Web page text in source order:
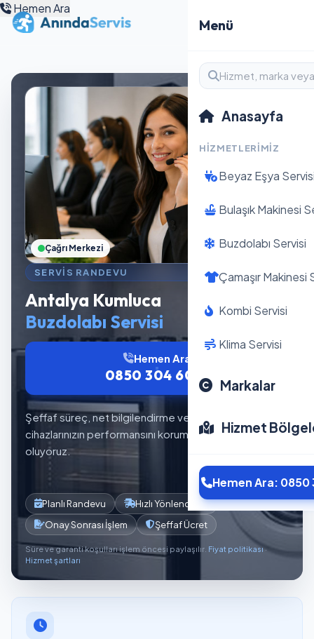
Menü
Anasayfa
HIZMETLERIMIZ
Beyaz Eşya
Bulaşık Makinesi
Buzdolabı Servisi
Çamaşır Makinesi
Kombi Servisi
Klima Servisi
Markalar
Hizmet
Hemen Ara: 0850
Hemen Ara
SERVIS RANDEVU
Antalya Kumluca
Buzdolabı Servisi
Şeffaf süreç, net bilgilendirme ve planlı servis akışıyla
cihazlarınızın performansını korumaya yardımcı
oluyoruz.
Hemen Ara
0850 304 6012
Planlı Randevu
Hızlı Yönlendirme
Onay Sonrası İşlem
Şeffaf Ücret
Süre ve garanti koşulları işlem öncesi paylaşılır. Fiyat politikası·
Hizmet şartları
Çağrı Merkezi